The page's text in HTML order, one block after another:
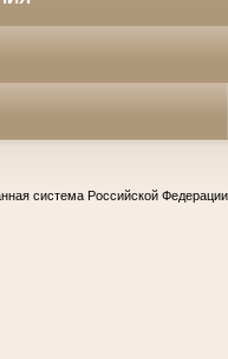
система Российской